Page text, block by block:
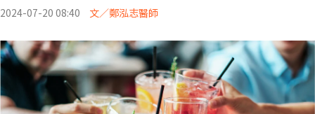
2024-07-20 08:40 文／鄭泓志醫師